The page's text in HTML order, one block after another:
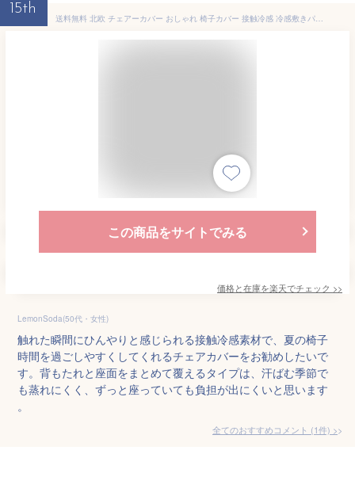
15th
送料無料 北欧 チェアーカバー おしゃれ 椅子カバー 接触冷感 冷感敷きパッド イスカバー 背もたれ 座椅子カバー 背もたれ 洗える 汚れ防止 クールマット 冷感マット 夏用マット ひんやりマット 涼感寝具 クール寝具 夏用寝具 犬 ペット
この商品をサイトでみる
価格と在庫を楽天でチェック >>
LemonSoda(50代・女性)
触れた瞬間にひんやりと感じられる接触冷感素材で、夏の椅子
時間を過ごしやすくしてくれるチェアカバーをお勧めしたいで
す。背もたれと座面をまとめて覆えるタイプは、汗ばむ季節で
も蒸れにくく、ずっと座っていても負担が出にくいと思います
。
全てのおすすめコメント (1件) >